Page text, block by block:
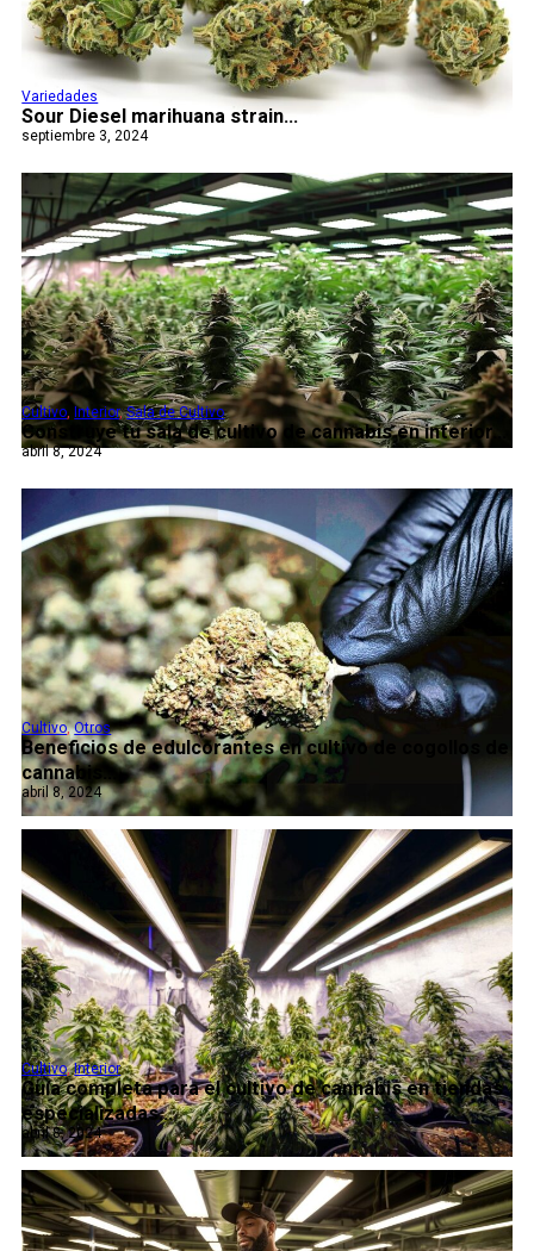
Sour Diesel marihuana strain...
Variedades
septiembre 3, 2024
Construye tu sala de cultivo de cannabis en interior...
Cultivo, Interior,Sala de Cultivo
abril 8, 2024
Beneficios de edulcorantes en cultivo de cogollos de
cannabis...
Cultivo,Otros
abril 8, 2024
Guía completa para el cultivo de cannabis en tiendas
especializadas...
Cultivo,Interior
abril 8, 2024